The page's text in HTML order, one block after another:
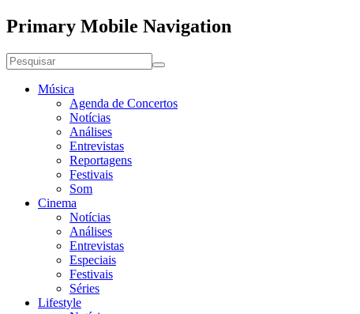
Primary Mobile Navigation
Música
Agenda de Concertos
Notícias
Análises
Entrevistas
Reportagens
Festivais
Som
Cinema
Notícias
Análises
Entrevistas
Especiais
Festivais
Séries
Lifestyle